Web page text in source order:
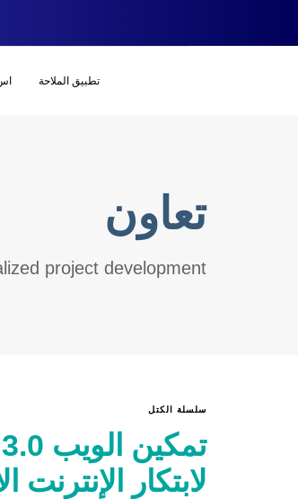
تطبيق الملاحة
تعاون
project development.
سلسلة الكتل
لابتكار الإنترنت